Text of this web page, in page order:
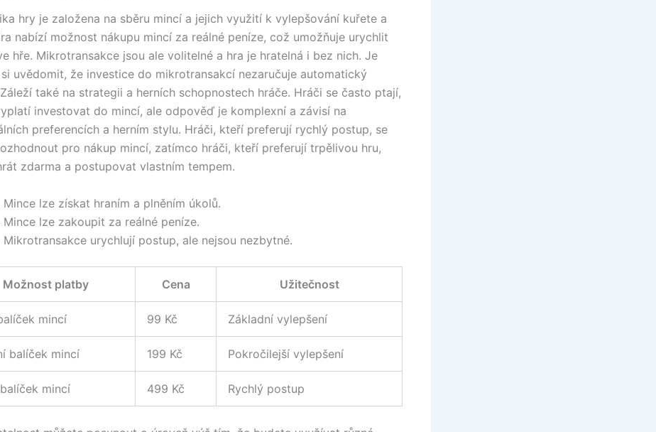
hry je založena na sběru mincí a jejich využití k vylepšování kuřete a
nabízí možnost nákupu mincí za reálné peníze, což umožňuje urychlit
hře. Mikrotransakce jsou ale volitelné a hra je hratelná i bez nich. Je
uvědomit, že investice do mikrotransakcí nezaručuje automatický
také na strategii a herních schopnostech hráče. Hráči se často ptají,
investovat do mincí, ale odpověď je komplexní a závisí na
preferencích a herním stylu. Hráči, kteří preferují rychlý postup, se
pro nákup mincí, zatímco hráči, kteří preferují trpělivou hru,
zdarma a postupovat vlastním tempem.
Mince lze získat hraním a plněním úkolů.
Mince lze zakoupit za reálné peníze.
Mikrotransakce urychlují postup, ale nejsou nezbytné.
Možnost platby Cena Užitečnost
mincí 99 Kč Základní vylepšení
balíček mincí 199 Kč Pokročilejší vylepšení
mincí 499 Kč Rychlý postup